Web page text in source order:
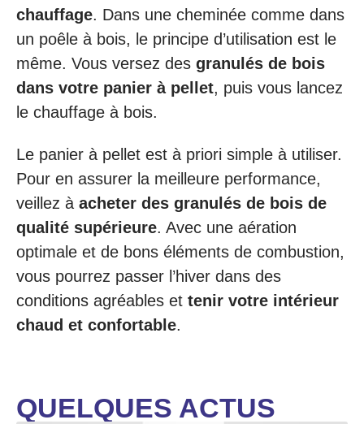
chauffage. Dans une cheminée comme dans
un poêle à bois, le principe d’utilisation est le
même. Vous versez des granulés de bois
dans votre panier à pellet, puis vous lancez
le chauffage à bois.
Le panier à pellet est à priori simple à utiliser.
Pour en assurer la meilleure performance,
veillez à acheter des granulés de bois de
qualité supérieure. Avec une aération
optimale et de bons éléments de combustion,
vous pourrez passer l’hiver dans des
conditions agréables et tenir votre intérieur
chaud et confortable.
QUELQUES ACTUS